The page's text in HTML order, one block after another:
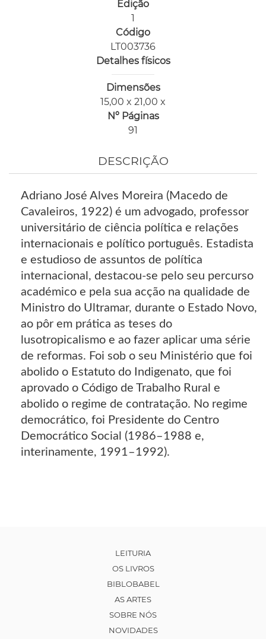
Edição
1
Código
LT003736
Detalhes físicos
Dimensões
15,00 x 21,00 x
Nº Páginas
91
DESCRIÇÃO
Adriano José Alves Moreira (Macedo de
Cavaleiros, 1922) é um advogado, professor
universitário de ciência política e relações
internacionais e político português. Estadista
e estudioso de assuntos de política
internacional, destacou-se pelo seu percurso
académico e pela sua acção na qualidade de
Ministro do Ultramar, durante o Estado Novo,
ao pôr em prática as teses do
lusotropicalismo e ao fazer aplicar uma série
de reformas. Foi sob o seu Ministério que foi
abolido o Estatuto do Indigenato, que foi
aprovado o Código de Trabalho Rural e
abolido o regime de contratação. No regime
democrático, foi Presidente do Centro
Democrático Social (1986–1988 e,
interinamente, 1991–1992).
LEITURIA
OS LIVROS
BIBLOBABEL
AS ARTES
SOBRE NÓS
NOVIDADES